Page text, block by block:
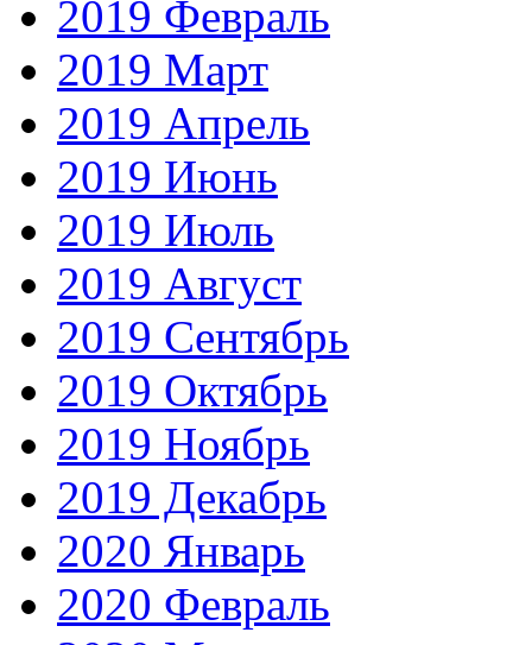
2019 Февраль
2019 Март
2019 Апрель
2019 Июнь
2019 Июль
2019 Август
2019 Сентябрь
2019 Октябрь
2019 Ноябрь
2019 Декабрь
2020 Январь
2020 Февраль